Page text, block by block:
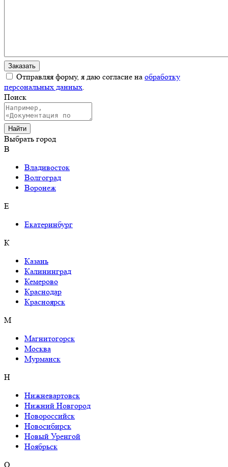
Отправляя форму, я даю согласие на обработку
персональных данных.
Поиск
Выбрать город
В
Владивосток
Волгоград
Воронеж
Е
Екатеринбург
К
Казань
Калининград
Кемерово
Краснодар
Красноярск
М
Магнитогорск
Москва
Мурманск
Н
Нижневартовск
Нижний Новгород
Новороссийск
Новосибирск
Новый Уренгой
Ноябрьск
О